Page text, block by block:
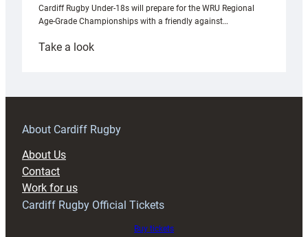
Cardiff Rugby Under-18s will prepare for the WRU Regional
Age-Grade Championships with a friendly against…
Take a look:
prepare
RAG
About Cardiff Rugby
About Us
Contact
Work for us
Cardiff Rugby Official Tickets
Buy tickets